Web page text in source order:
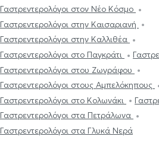
Γαστρεντερολόγοι στον Νέο Κόσμο
Γαστρεντερολόγοι στην Καισαριανή
Γαστρεντερολόγοι στην Καλλιθέα
Γαστρεντερολόγοι στο Παγκράτι
Γαστρεντερολόγοι στου Ζωγράφου
Γαστρεντερολόγοι στους Αμπελόκηπους
Γαστρεντερολόγοι στο Κολωνάκι
Γαστρεντερολόγοι στα Πετράλωνα
Γαστρεντερολόγοι στα Γλυκά Νερά